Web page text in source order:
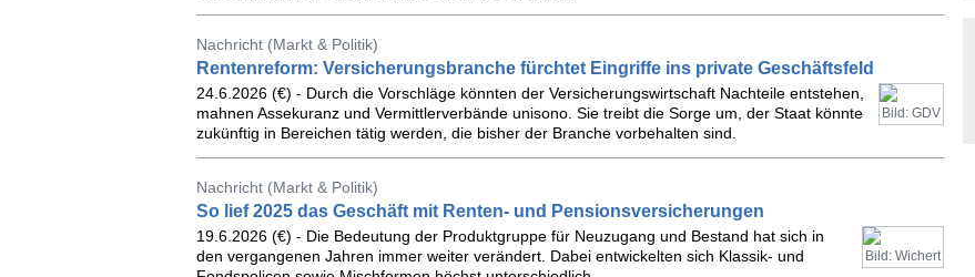
Nachricht (Markt & Politik)
Rentenreform: Versicherungsbranche fürchtet Eingriffe ins private Geschäftsfeld
Bild: GDV
24.6.2026 (€) - Durch die Vorschläge könnten der Versicherungswirtschaft Nachteile entstehen,
mahnen Assekuranz und Vermittlerverbände unisono. Sie treibt die Sorge um, der Staat könnte
zukünftig in Bereichen tätig werden, die bisher der Branche vorbehalten sind.
Nachricht (Markt & Politik)
So lief 2025 das Geschäft mit Renten- und Pensionsversicherungen
Bild: Wichert
19.6.2026 (€) - Die Bedeutung der Produktgruppe für Neuzugang und Bestand hat sich in
den vergangenen Jahren immer weiter verändert. Dabei entwickelten sich Klassik- und